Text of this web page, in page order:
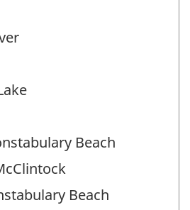
Beach
Beach